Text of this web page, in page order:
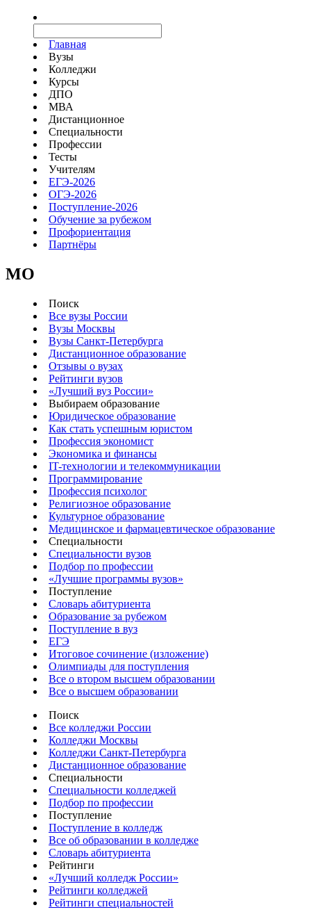
Главная
Вузы
Колледжи
Курсы
ДПО
МВА
Дистанционное
Специальности
Профессии
Тесты
Учителям
ЕГЭ-2026
ОГЭ-2026
Поступление-2026
Обучение за рубежом
Профориентация
Партнёры
MO
Поиск
Все вузы России
Вузы Москвы
Вузы Санкт-Петербурга
Дистанционное образование
Отзывы о вузах
Рейтинги вузов
«Лучший вуз России»
Выбираем образование
Юридическое образование
Как стать успешным юристом
Профессия экономист
Экономика и финансы
IT-технологии и телекоммуникации
Программирование
Профессия психолог
Религиозное образование
Культурное образование
Медицинское и фармацевтическое образование
Специальности
Специальности вузов
Подбор по профессии
«Лучшие программы вузов»
Поступление
Словарь абитуриента
Образование за рубежом
Поступление в вуз
ЕГЭ
Итоговое сочинение (изложение)
Олимпиады для поступления
Все о втором высшем образовании
Все о высшем образовании
Поиск
Все колледжи России
Колледжи Москвы
Колледжи Санкт-Петербурга
Дистанционное образование
Специальности
Специальности колледжей
Подбор по профессии
Поступление
Поступление в колледж
Все об образовании в колледже
Словарь абитуриента
Рейтинги
«Лучший колледж России»
Рейтинги колледжей
Рейтинги специальностей